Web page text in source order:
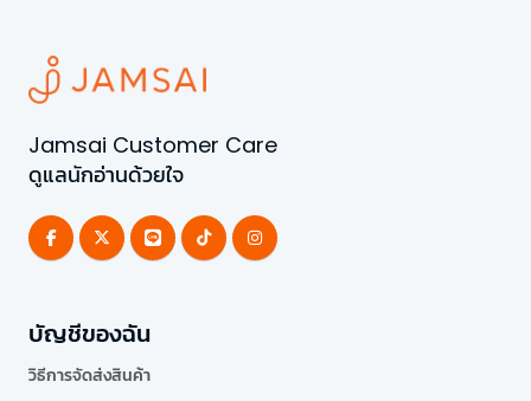
Jamsai Customer Care
ดูแลนักอ่านด้วยใจ
บัญชีของฉัน
วิธีการจัดส่งสินค้า